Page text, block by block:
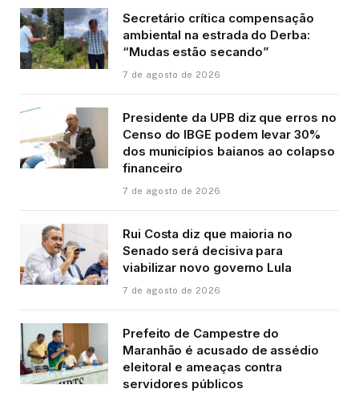
Secretário crítica compensação
ambiental na estrada do Derba:
“Mudas estão secando”
7 de agosto de 2026
Presidente da UPB diz que erros no
Censo do IBGE podem levar 30%
dos municípios baianos ao colapso
financeiro
7 de agosto de 2026
Rui Costa diz que maioria no
Senado será decisiva para
viabilizar novo governo Lula
7 de agosto de 2026
Prefeito de Campestre do
Maranhão é acusado de assédio
eleitoral e ameaças contra
servidores públicos